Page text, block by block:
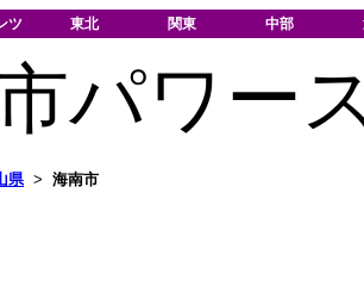
ツ 東北 関東 中部
パワー
県 > 海南市